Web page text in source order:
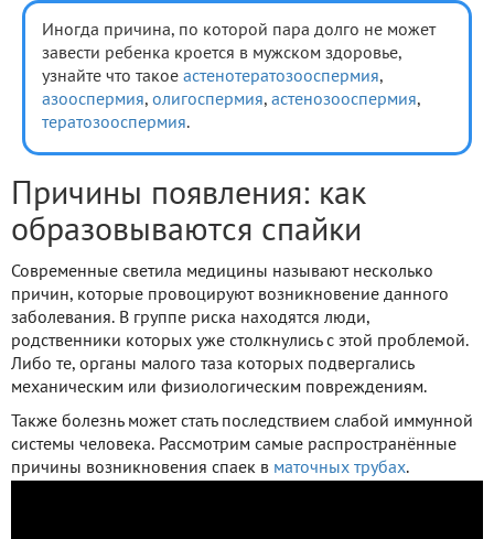
Иногда причина, по которой пара долго не может
завести ребенка кроется в мужском здоровье,
узнайте что такое астенотератозооспермия,
азооспермия, олигоспермия, астенозооспермия,
тератозооспермия.
Причины появления: как
образовываются спайки
Современные светила медицины называют несколько
причин, которые провоцируют возникновение данного
заболевания. В группе риска находятся люди,
родственники которых уже столкнулись с этой проблемой.
Либо те, органы малого таза которых подвергались
механическим или физиологическим повреждениям.
Также болезнь может стать последствием слабой иммунной
системы человека. Рассмотрим самые распространённые
причины возникновения спаек в маточных трубах.